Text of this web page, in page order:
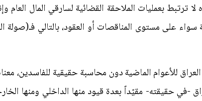
ترتبط بعمليات الملاحقة القضائية لسارقي المال العام
سواء على مستوى المناقصات أو العقود، بالتالي
للأعوام الماضية دون محاسبة حقيقية للفاسدين،
-في حقيقته- مقيّداً بعدة قيود منها الداخلي ومنها